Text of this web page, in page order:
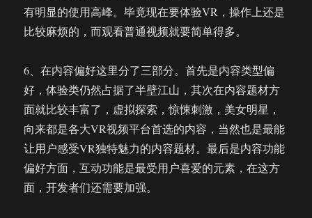
有明显的使用高峰。毕竟现在要体验VR，操作上还是
比较麻烦的，而观看普通视频就要简单得多。
6、在内容偏好这里分了三部分。首先是内容类型偏
好，体验类仍然占据了半壁江山，其次在内容题材方
面就比较丰富了，虚拟探索，惊悚刺激，美女明星，
向来都是各大VR视频平台首选的内容，当然也是最能
让用户感受VR独特魅力的内容题材。最后是内容功能
偏好方面，互动功能是最受用户喜爱的元素，在这方
面，开发者们还需要加强。